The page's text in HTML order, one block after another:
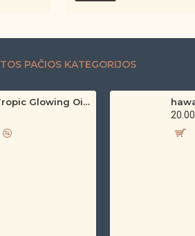
TOS PAČIOS KATEGORIJOS
Hawaiian Tropic Glowing Oil – bronzinantis kūno aliejus su spindesiu (200 ml)